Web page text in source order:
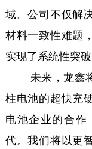
域。公司不仅解
材料一致性难题
实现了系统性突破
未来，龙鑫将
柱电池的超快充
电池企业的合作
代。我们将以更